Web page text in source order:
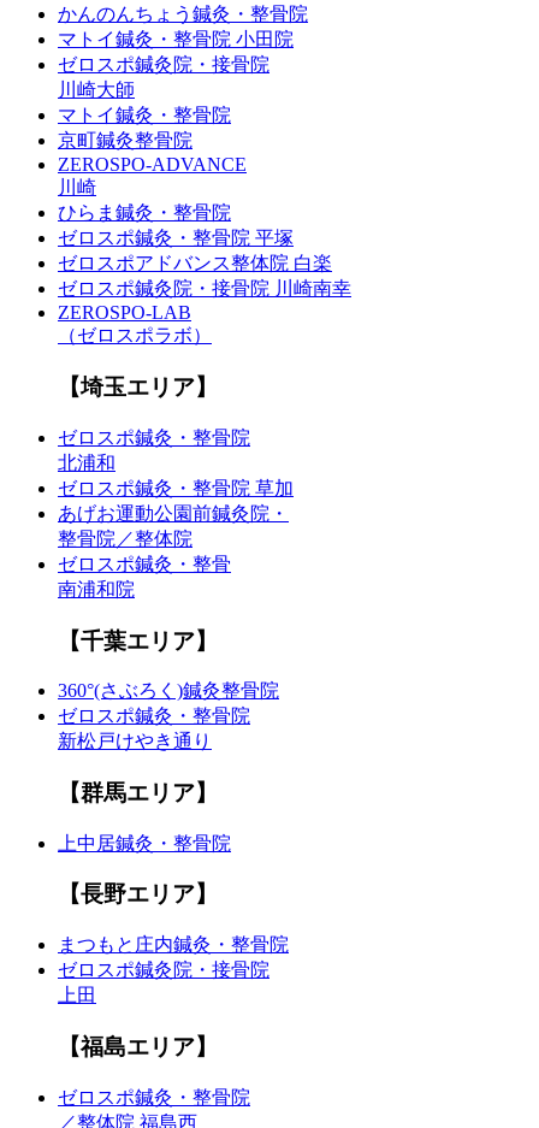
かんのんちょう鍼灸・整骨院
マトイ鍼灸・整骨院 小田院
ゼロスポ鍼灸院・接骨院
川崎大師
マトイ鍼灸・整骨院
京町鍼灸整骨院
ZEROSPO-ADVANCE
川崎
ひらま鍼灸・整骨院
ゼロスポ鍼灸・整骨院 平塚
ゼロスポアドバンス整体院 白楽
ゼロスポ鍼灸院・接骨院 川崎南幸
ZEROSPO-LAB
（ゼロスポラボ）
【埼玉エリア】
ゼロスポ鍼灸・整骨院
北浦和
ゼロスポ鍼灸・整骨院 草加
あげお運動公園前鍼灸院・
整骨院／整体院
ゼロスポ鍼灸・整骨
南浦和院
【千葉エリア】
360°(さぶろく)鍼灸整骨院
ゼロスポ鍼灸・整骨院
新松戸けやき通り
【群馬エリア】
上中居鍼灸・整骨院
【長野エリア】
まつもと庄内鍼灸・整骨院
ゼロスポ鍼灸院・接骨院
上田
【福島エリア】
ゼロスポ鍼灸・整骨院
／整体院 福島西